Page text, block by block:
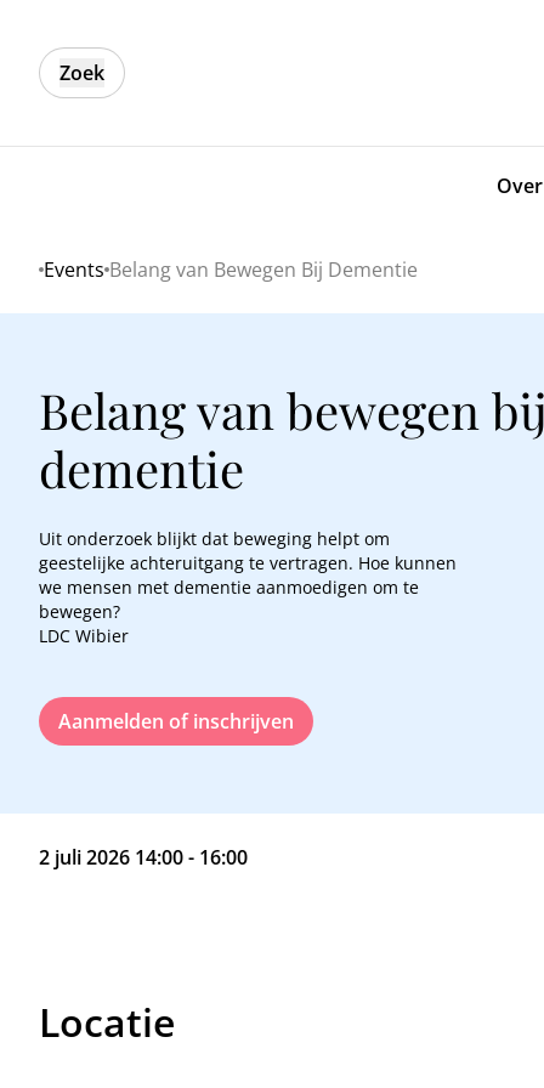
Zoek
Home
Events Belang van Bewegen Bij Dementie
Belang van bewegen bij
dementie
Uit onderzoek blijkt dat beweging helpt om
geestelijke achteruitgang te vertragen. Hoe kunnen
we mensen met dementie aanmoedigen om te
bewegen?
LDC Wibier
Aanmelden of inschrijven
2 juli 2026 14:00 - 16:00
Locatie